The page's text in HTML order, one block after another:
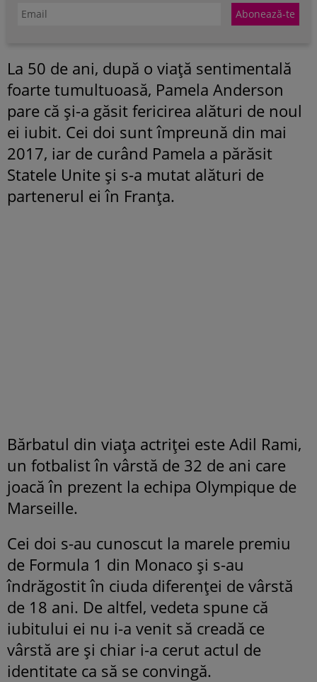
La 50 de ani, după o viață sentimentală
foarte tumultuoasă, Pamela Anderson
pare că și-a găsit fericirea alături de noul
ei iubit. Cei doi sunt împreună din mai
2017, iar de curând Pamela a părăsit
Statele Unite și s-a mutat alături de
partenerul ei în Franța.
Bărbatul din viața actriței este Adil Rami,
un fotbalist în vârstă de 32 de ani care
joacă în prezent la echipa Olympique de
Marseille.
Cei doi s-au cunoscut la marele premiu
de Formula 1 din Monaco și s-au
îndrăgostit în ciuda diferenței de vârstă
de 18 ani. De altfel, vedeta spune că
iubitului ei nu i-a venit să creadă ce
vârstă are și chiar i-a cerut actul de
identitate ca să se convingă.